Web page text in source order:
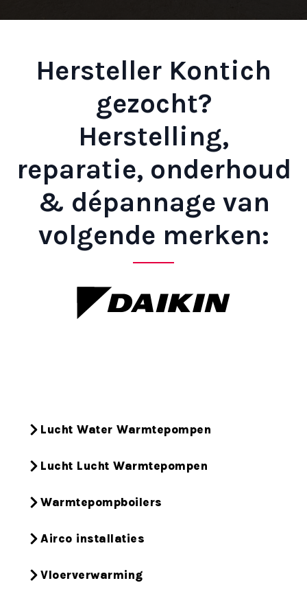
Hersteller Kontich
gezocht?
Herstelling,
reparatie, onderhoud
& dépannage van
volgende merken:
Lucht Water Warmtepompen
Lucht Lucht Warmtepompen
Warmtepompboilers
Airco installaties
Vloerverwarming